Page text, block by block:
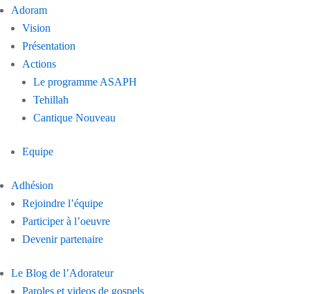
Adoram
Vision
Présentation
Actions
Le programme ASAPH
Tehillah
Cantique Nouveau
Equipe
Adhésion
Rejoindre l’équipe
Participer à l’oeuvre
Devenir partenaire
Le Blog de l’Adorateur
Paroles et videos de gospels